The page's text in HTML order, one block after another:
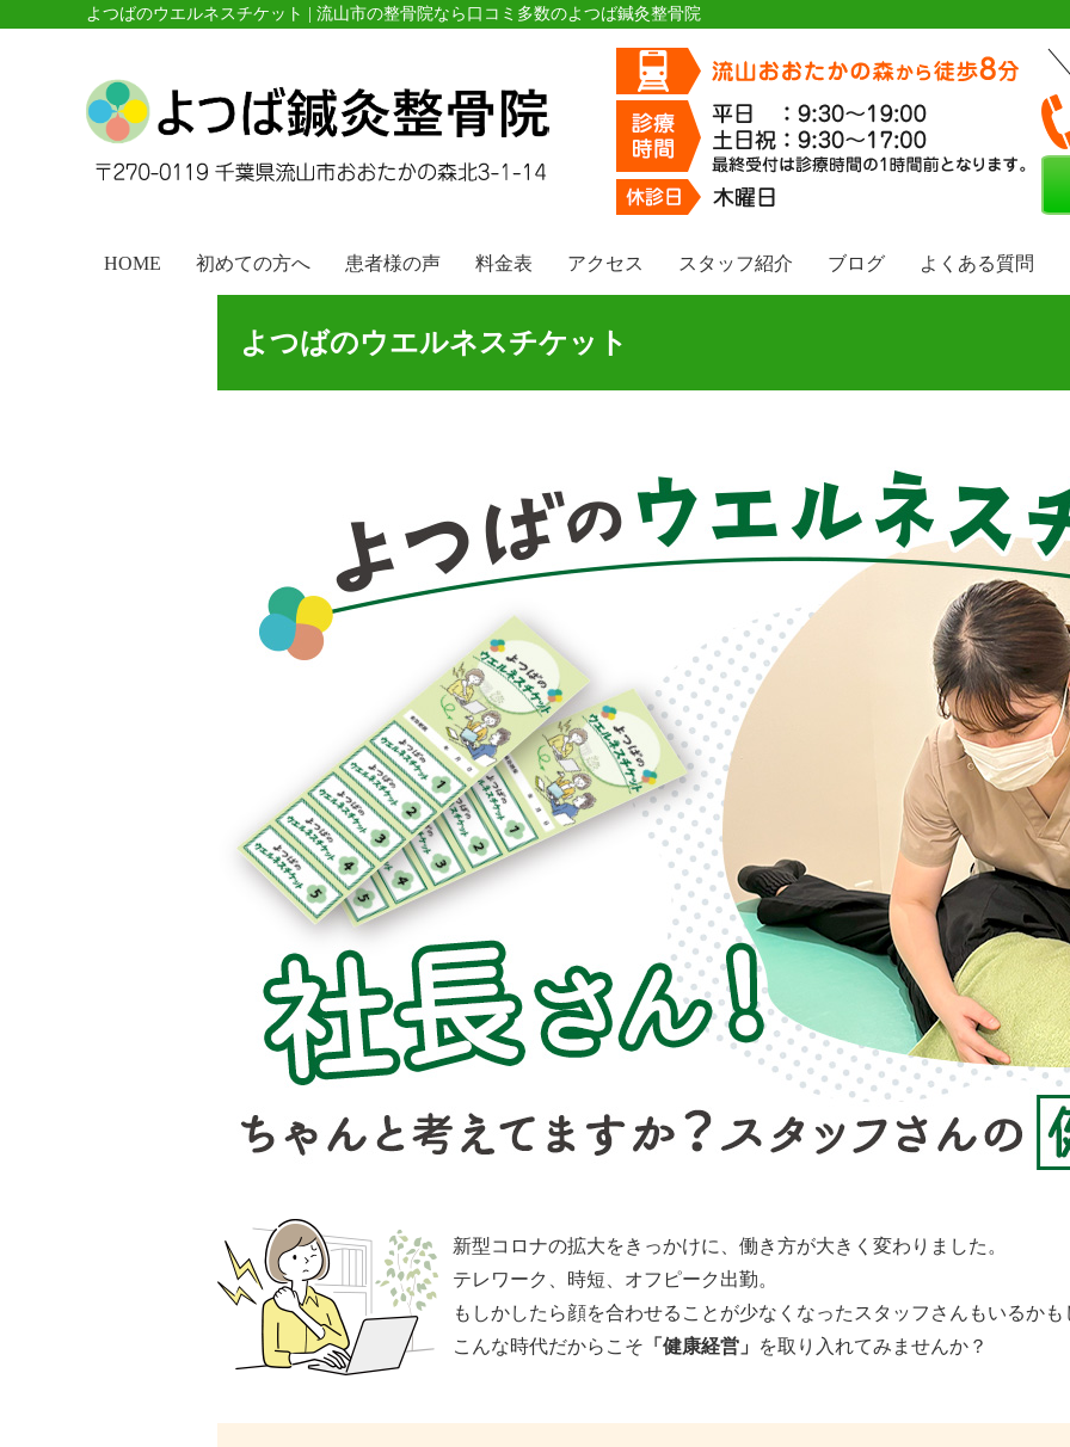
よつばのウエルネスチケット | 流山市の整骨院なら口コミ多数のよつば鍼灸整骨院
HOME 初めての方へ 患者様の声 料金表 アクセス スタッフ紹介 ブログ よくある質問
よつばのウエルネスチケット
新型コロナの拡大をきっかけに、働き方が大きく変わりました。
テレワーク、時短、オフピーク出勤。
もしかしたら顔を合わせることが少なくなったスタッフさんもいるか
こんな時代だからこそ 「健康経営」 を取り入れてみませんか？